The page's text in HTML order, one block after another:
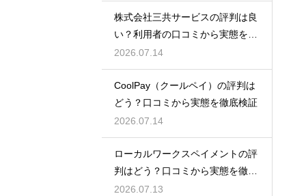
株式会社三共サービスの評判は良
い？利用者の口コミから実態を徹
底解説
2026.07.14
CoolPay（クールペイ）の評判は
どう？口コミから実態を徹底検証
2026.07.14
ローカルワークスペイメントの評
判はどう？口コミから実態を徹底
検証！
2026.07.13